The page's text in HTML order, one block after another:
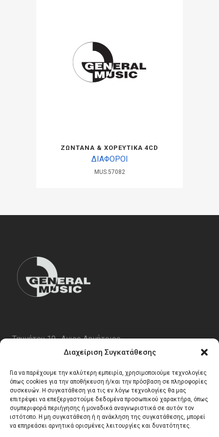
Διαχείριση Συγκατάθεσης
Για να παρέχουμε την καλύτερη εμπειρία, χρησιμοποιούμε τεχνολογίες
όπως cookies για την αποθήκευση ή/και την πρόσβαση σε πληροφορίες
συσκευών. Η συγκατάθεση για τις εν λόγω τεχνολογίες θα μας
επιτρέψει να επεξεργαστούμε δεδομένα προσωπικού χαρακτήρα, όπως
συμπεριφορά περιήγησης ή μοναδικά αναγνωριστικά σε αυτόν τον
ιστότοπο. Η μη συγκατάθεση ή η ανάκληση της συγκατάθεσης, μπορεί
να επηρεάσει αρνητικά ορισμένες λειτουργίες και δυνατότητες.
ΖΩΝΤΑΝΑ & ΧΟΡΕΥΤΙΚΑ 4CD
ΔΙΑΦΟΡΟΙ
MUS.57082
Ταυγέτου 19 , Αγιος Δημήτριος
email:info@generalmusic.gr
Ωρες Λειτουργίας:
Δευτέρα – Παρασκευή 10:00 – 17:00